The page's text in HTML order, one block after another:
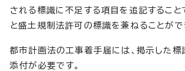
される標識に不足する項目を追記すること
と盛土規制法許可の標識を兼ねることがで
都市計画法の工事着手届には、掲示した標
添付が必要です。